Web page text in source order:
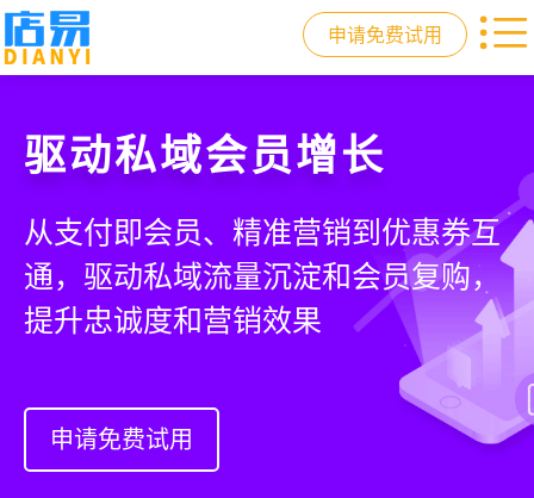
申请免费试用
门店收银，就用店易
智慧收银+商品库存+会员增长+小程序
商城，一套系统解决开店管店及业绩
增长难题
申请免费试用
重塑门店运营体验
从极速收银、全渠道库存同步到订单
统一处理，重构门店运营流程，实现
降本增效与业绩突破
申请免费试用
驱动私域会员增长
从支付即会员、精准营销到优惠券互
通，驱动私域流量沉淀和会员复购，
提升忠诚度和营销效果
申请免费试用
快速拓展生意边界
借助小程序商城、线上引流到线下售
后，打通全域销售渠道，拓展生意边
界，提升顾客体验
申请免费试用